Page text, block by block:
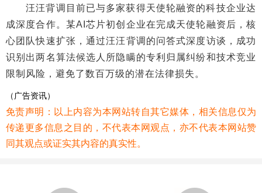
汪汪背调目前已与多家获得天使轮融资的科技企业达
成深度合作。某AI芯片初创企业在完成天使轮融资后，核
心团队快速扩张，通过汪汪背调的问答式深度访谈，成功
识别出两名算法候选人所隐瞒的专利归属纠纷和技术竞业
限制风险，避免了数百万级的潜在法律损失。
（广告资讯）
免责声明：以上内容为本网站转自其它媒体，相关信息仅为
传递更多信息之目的，不代表本网观点，亦不代表本网站赞
同其观点或证实其内容的真实性。